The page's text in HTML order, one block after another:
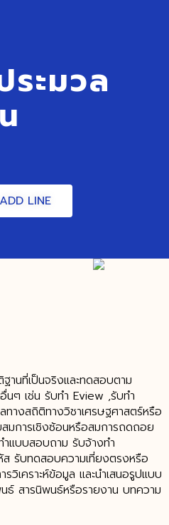
ระมวล
ADD LINE
านที่เป็นจริงและทดสอบตาม
นๆ เช่น รับทํา Eview ,รับทำ
ทางสถิติทางวิชาเศรษฐศาสตร์หรือ
มการเชิงซ้อนหรือสมการถดถอย
แบบสอบถาม รับจ้างทำ
รับทดสอบความเที่ยงตรงหรือ
เคราะห์ข้อมูล และนำเสนอรูปแบบ
ธ์ สารนิพนธ์หรือรายงาน บทความ